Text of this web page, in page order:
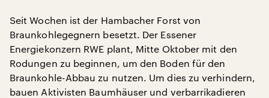
Seit Wochen ist der Hambacher Forst von
Braunkohlegegnern besetzt. Der Essener
Energiekonzern RWE plant, Mitte Oktober mit den
Rodungen zu beginnen, um den Boden für den
Braunkohle-Abbau zu nutzen. Um dies zu verhindern,
bauen Aktivisten Baumhäuser und verbarrikadieren